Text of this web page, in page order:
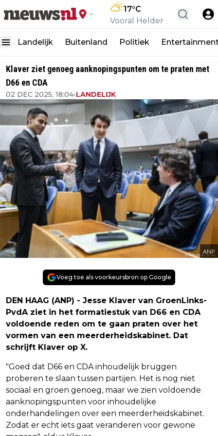
17°C
Vooral Helder
Landelijk Buitenland Politiek
Klaver ziet genoeg aanknopingspunten om te praten met
D66 en CDA
02 DEC 2025, 18:04•LANDELIJK
ANP
Voeg toe als voorkeursbron op Google
DEN HAAG (ANP) - Jesse Klaver van GroenLinks-
PvdA ziet in het formatiestuk van D66 en CDA
voldoende reden om te gaan praten over het
vormen van een meerderheidskabinet. Dat
schrijft Klaver op X.
"Goed dat D66 en CDA inhoudelijk bruggen
proberen te slaan tussen partijen. Het is nog niet
sociaal en groen genoeg, maar we zien voldoende
aanknopingspunten voor inhoudelijke
onderhandelingen over een meerderheidskabinet.
Zodat er echt iets gaat veranderen voor gewone